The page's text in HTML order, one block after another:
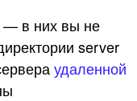
— в них вы не
server
удаленной